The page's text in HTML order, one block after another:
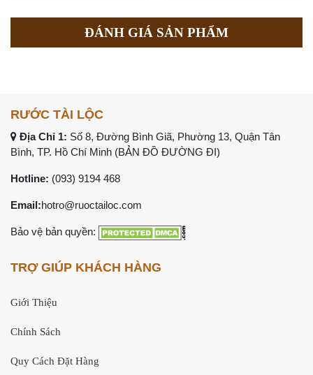
ĐÁNH GIÁ SẢN PHẨM
RƯỚC TÀI LỘC
Địa Chỉ 1: Số 8, Đường Bình Giã, Phường 13, Quận Tân
Bình, TP. Hồ Chí Minh (BẢN ĐỒ ĐƯỜNG ĐI)
Hotline: (093) 9194 468
Email:hotro@ruoctailoc.com
Bảo vệ bản quyền:
TRỢ GIÚP KHÁCH HÀNG
Giới Thiệu
Chính Sách
Quy Cách Đặt Hàng